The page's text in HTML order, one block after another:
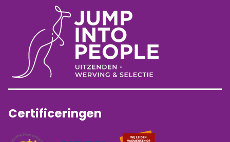
Certificeringen